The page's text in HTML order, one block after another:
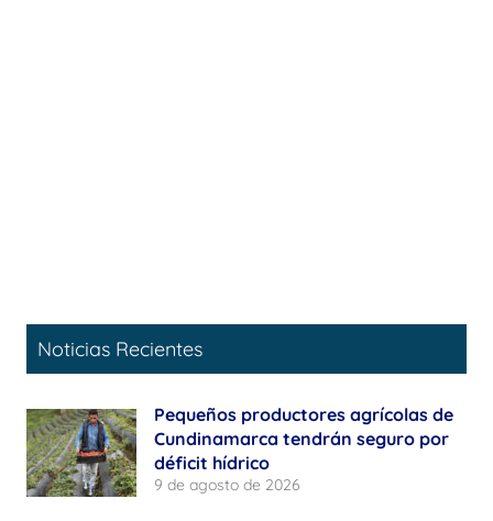
Noticias Recientes
Pequeños productores agrícolas de
Cundinamarca tendrán seguro por
déficit hídrico
9 de agosto de 2026